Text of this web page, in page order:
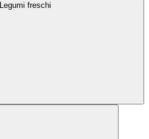
Legumi freschi